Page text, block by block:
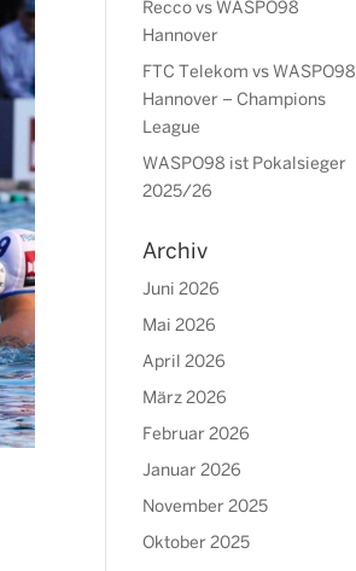
Recco vs WASPO98
Hannover
FTC Telekom vs WASPO98
Hannover – Champions
League
WASPO98 ist Pokalsieger
2025/26
Archiv
Juni 2026
Mai 2026
April 2026
März 2026
Februar 2026
Januar 2026
November 2025
Oktober 2025